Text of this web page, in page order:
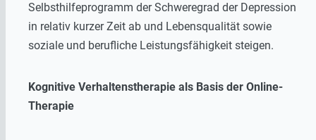
Selbsthilfeprogramm der Schweregrad der Depression
in relativ kurzer Zeit ab und Lebensqualität sowie
soziale und berufliche Leistungsfähigkeit steigen.
Kognitive Verhaltenstherapie als Basis der Online-
Therapie